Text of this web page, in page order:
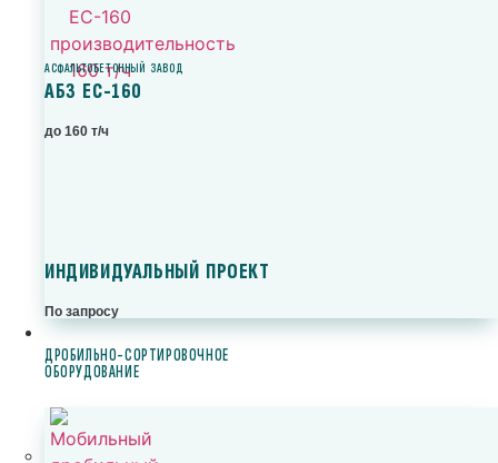
АСФАЛЬТОБЕТОННЫЙ ЗАВОД
АБЗ ЕС-160
до 160 т/ч
ИНДИВИДУАЛЬНЫЙ ПРОЕКТ
По запросу
ДРОБИЛЬНО-СОРТИРОВОЧНОЕ
ОБОРУДОВАНИЕ